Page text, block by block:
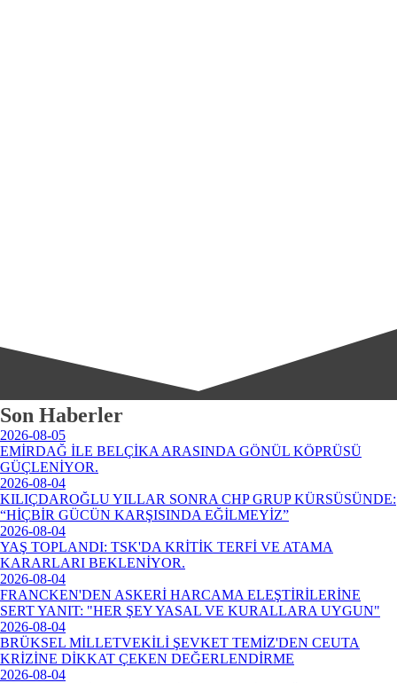
Son Haberler
2026-08-05
EMİRDAĞ İLE BELÇİKA ARASINDA GÖNÜL KÖPRÜSÜ
GÜÇLENİYOR.
2026-08-04
KILIÇDAROĞLU YILLAR SONRA CHP GRUP KÜRSÜSÜNDE:
“HİÇBİR GÜCÜN KARŞISINDA EĞİLMEYİZ”
2026-08-04
YAŞ TOPLANDI: TSK'DA KRİTİK TERFİ VE ATAMA
KARARLARI BEKLENİYOR.
2026-08-04
FRANCKEN'DEN ASKERİ HARCAMA ELEŞTİRİLERİNE
SERT YANIT: "HER ŞEY YASAL VE KURALLARA UYGUN"
2026-08-04
BRÜKSEL MİLLETVEKİLİ ŞEVKET TEMİZ'DEN CEUTA
KRİZİNE DİKKAT ÇEKEN DEĞERLENDİRME
2026-08-04